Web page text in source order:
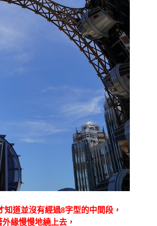
知道並沒有經過8字型的中間段，
外緣慢慢地繞上去，